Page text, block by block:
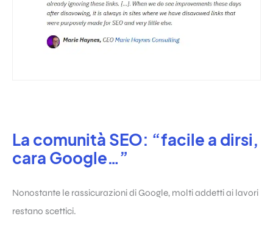
La comunità SEO: “facile a dirsi,
cara Google…”
Nonostante le rassicurazioni di Google, molti addetti ai lavori
restano scettici.